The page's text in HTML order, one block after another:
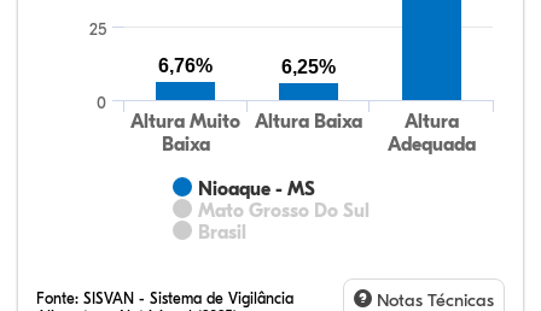
Nioaque - MS
Mato Grosso Do Sul
Brasil
Altura Muito
Baixa
Altura Baixa
Altura
Adequada
0
25
6,76% 6,25%
Fonte: SISVAN - Sistema de Vigilância
Notas Técnicas